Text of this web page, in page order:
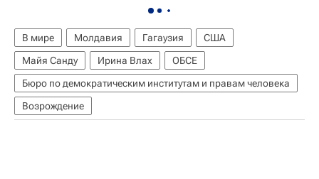
В мире Молдавия Гагаузия
США
Майя Санду
Ирина Влах
ОБСЕ
Бюро по демократическим институтам и правам человека
Возрождение